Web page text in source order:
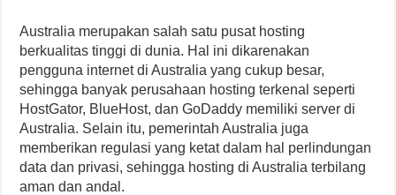
Australia merupakan salah satu pusat hosting
berkualitas tinggi di dunia. Hal ini dikarenakan
pengguna internet di Australia yang cukup besar,
sehingga banyak perusahaan hosting terkenal seperti
HostGator, BlueHost, dan GoDaddy memiliki server di
Australia. Selain itu, pemerintah Australia juga
memberikan regulasi yang ketat dalam hal perlindungan
data dan privasi, sehingga hosting di Australia terbilang
aman dan andal.